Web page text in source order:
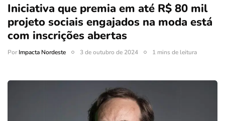
Iniciativa que premia em até R$ 80 mil
projeto sociais engajados na moda está
com inscrições abertas
PorImpacta Nordeste 3 de outubro de 2024 1 mins de leitura